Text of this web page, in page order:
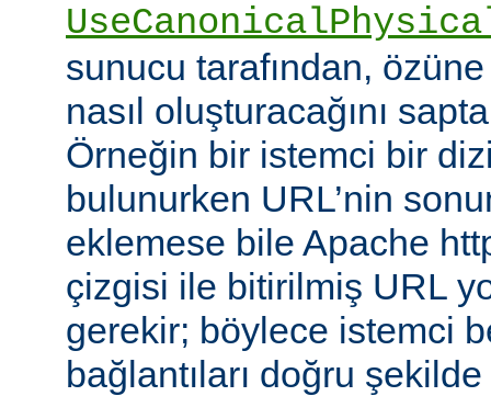
sunucu tarafından,
nasıl oluşturacağını
Örneğin bir istemci bir
bulunurken URL’nin
eklemese bile Apache
çizgisi ile bitirilmiş URL
gerekir; böylece istemci
bağlantıları doğru